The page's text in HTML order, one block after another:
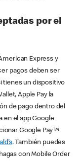
por el
Express y
pagos deben ser
tienes un dispositivo
Apple Pay la
de pago dentro del
en el app Google
Google Pay™
. También puedes
con Mobile Order